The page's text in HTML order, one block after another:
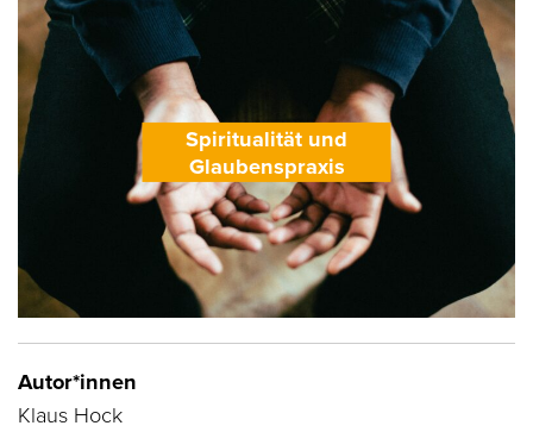
Spiritualität und
Glaubenspraxis
Autor*innen
Klaus Hock